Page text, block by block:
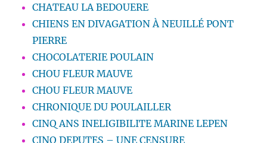
CHATEAU LA BEDOUERE
CHIENS EN DIVAGATION À NEUILLÉ PONT
PIERRE
CHOCOLATERIE POULAIN
CHOU FLEUR MAUVE
CHOU FLEUR MAUVE
CHRONIQUE DU POULAILLER
CINQ ANS INELIGIBILITE MARINE LEPEN
CINQ DEPUTES – UNE CENSURE